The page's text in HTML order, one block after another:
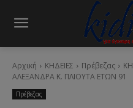
Αρχική ΚΗΔΕΙΕΣ Πρέβεζας
ΑΛΕΞΑΝΔΡΑ Κ. ΠΛΙΟΥΤΑ ΕΤΩΝ 91
Πρέβεζας